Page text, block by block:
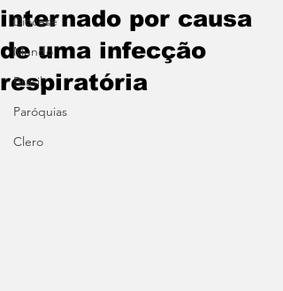
Diocese
Mundo
Brasil
Paróquias
Clero
internado por causa
de uma infecção
respiratória